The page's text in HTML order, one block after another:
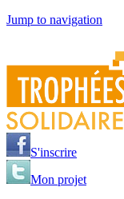
Jump to navigation
S'inscrire
Mon projet